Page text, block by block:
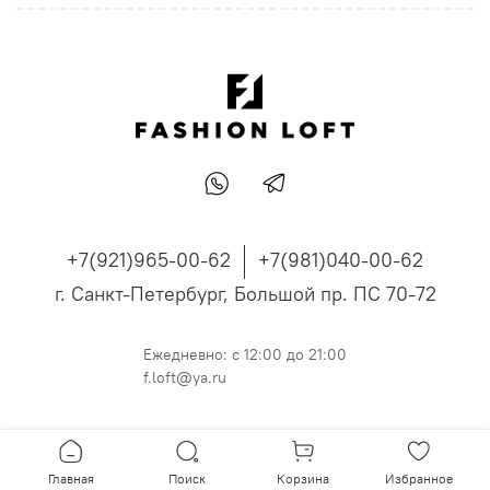
+7(921)965-00-62
+7(981)040-00-62
г. Санкт-Петербург, Большой пр. ПС 70-72
Ежедневно: с 12:00 до 21:00
f.loft@ya.ru
Главная Поиск Корзина Избранное